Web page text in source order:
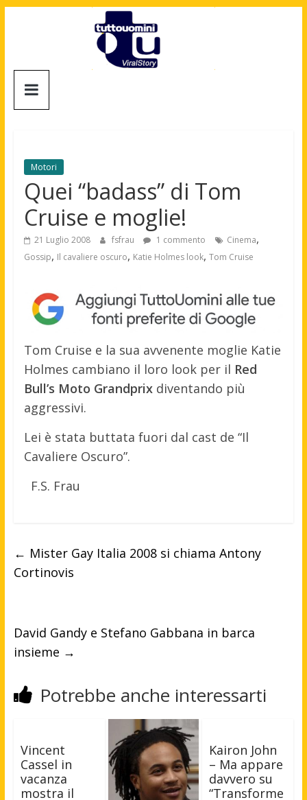
Tuttouomini
Motori,
gay
news
moda
maschile
Motori
Quei “badass” di Tom
Cruise e moglie!
21 Luglio 2008 fsfrau 1 commento Cinema,
Gossip, Il cavaliere oscuro, Katie Holmes look, Tom Cruise
Tom Cruise e la sua avvenente moglie Katie
Holmes cambiano il loro look per il Red
Bull’s Moto Grandprixdiventando più
aggressivi.
Lei è stata buttata fuori dal cast de “Il
Cavaliere Oscuro”.
F.S. Frau
← Mister Gay Italia 2008 si chiama Antony
Cortinovis
David Gandy e Stefano Gabbana in barca
insieme →
Potrebbe anche interessarti
Vincent
Cassel in
vacanza
mostra il
Kairon John
– Ma appare
davvero su
“Transforme